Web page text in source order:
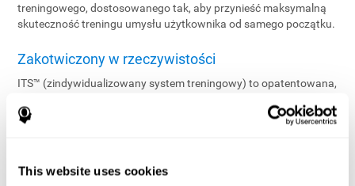
This website uses cookies
treningowego, dostosowanego tak, aby przynieść maksymalną
skuteczność treningu umysłu użytkownika od samego początku.
Zakotwiczony w rzeczywistości
ITS™ (zindywidualizowany system treningowy) to opatentowana,
rzeczywistym, która zarządza doświadczeniem treningowym
zadań i poziomów trudności, tak aby dopasować profil